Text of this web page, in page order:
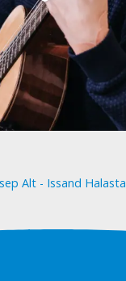
Alt - Issand Halasta